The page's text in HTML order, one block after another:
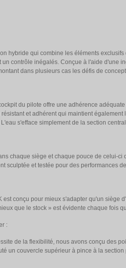
hybride qui combine les éléments
un contrôle inégalés. Conçue à l'aide
dans plusieurs cas les défis de
du pilote offre une adhérence
et adhérent qui maintient
s'efface simplement de la section
chaque siège et chaque pouce de celui-
sculptée et testée pour des performances
conçu pour mieux s'adapter qu'un
que le stock » est évidente chaque fois
:
de la flexibilité, nous avons conçu des
un couvercle supérieur à pince à la